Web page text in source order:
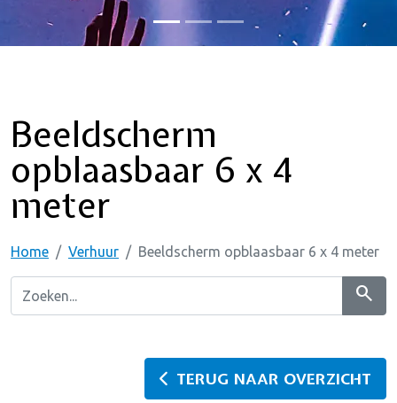
Beeldscherm
opblaasbaar 6 x 4
meter
Home Verhuur Beeldscherm opblaasbaar 6 x 4 meter
search
TERUG NAAR OVERZICHT